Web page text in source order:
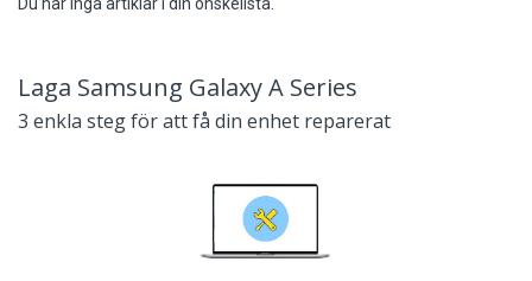
Laga Samsung Galaxy A Series
3 enkla steg för att få din enhet reparerat